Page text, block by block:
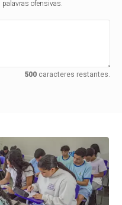
ofensivas.
500caracteres restantes.